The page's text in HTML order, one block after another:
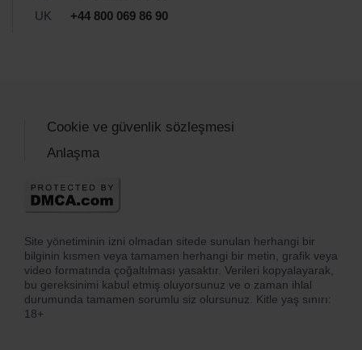
UK
+44 800 069 86 90
Site yönetiminin izni olmadan sitede sunulan herhangi bir
bilginin kısmen veya tamamen herhangi bir metin, grafik veya
video formatında çoğaltılması yasaktır. Verileri kopyalayarak,
bu gereksinimi kabul etmiş oluyorsunuz ve o zaman ihlal
durumunda tamamen sorumlu siz olursunuz. Kitle yaş sınırı:
18+
Cookie ve güvenlik sözleşmesi
Anlaşma